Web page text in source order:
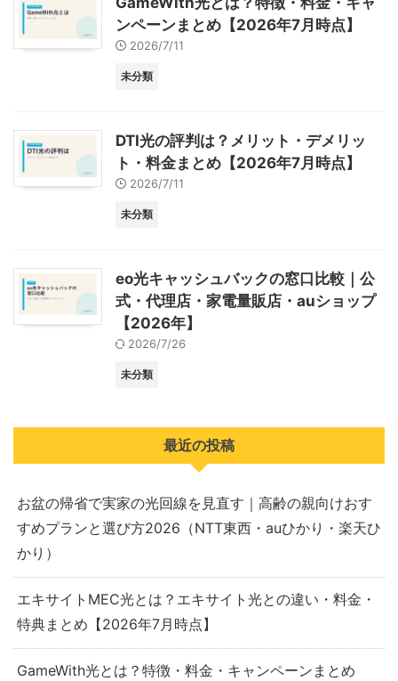
ンペーンまとめ【2026年7月時点】
2026/7/11
未分類
DTI光の評判は？メリット・デメリッ
ト・料金まとめ【2026年7月時点】
2026/7/11
未分類
eo光キャッシュバックの窓口比較｜公
式・代理店・家電量販店・auショップ
【2026年】
2026/7/26
未分類
最近の投稿
お盆の帰省で実家の光回線を見直す｜高齢の親向けおす
すめプランと選び方2026（NTT東西・auひかり・楽天ひ
かり）
エキサイトMEC光とは？エキサイト光との違い・料金・
特典まとめ【2026年7月時点】
GameWith光とは？特徴・料金・キャンペーンまとめ